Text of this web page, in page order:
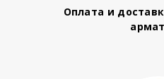
Оплата и